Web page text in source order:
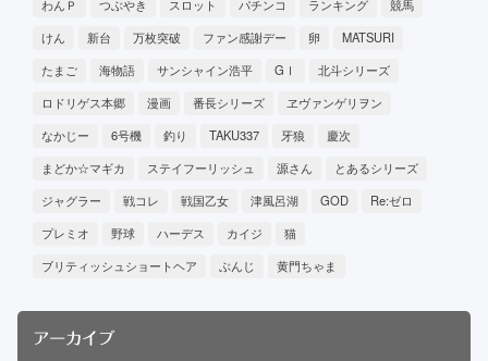
わんＰ つぶやき スロット パチンコ ランキング
競馬
けん
新台 万枚突破 ファン感謝デー 卵
MATSURI
たまご
海物語 サンシャイン浩平 GⅠ
北斗シリーズ
ロドリゲス本郷
漫画 番長シリーズ
ヱヴァンゲリヲン
なかじー
6号機 釣り TAKU337 牙狼
慶次
まどか☆マギカ
ステイフーリッシュ 源さん
とあるシリーズ
ジャグラー
戦コレ 戦国乙女 津風呂湖 GOD
Re:ゼロ
プレミオ
野球 ハーデス カイジ
猫
ブリティッシュショートヘア
ぶんじ 黄門ちゃま
アーカイブ